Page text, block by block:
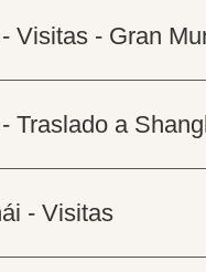
Visitas - Gran
Traslado a
- Visitas